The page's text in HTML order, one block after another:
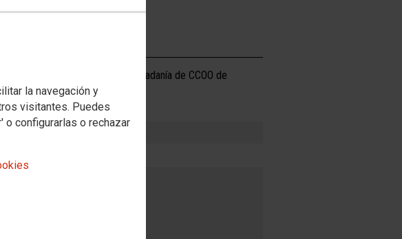
la navegación y
visitantes. Puedes
configurarlas o rechazar
de Servicios a la Ciudadanía de CCOO de